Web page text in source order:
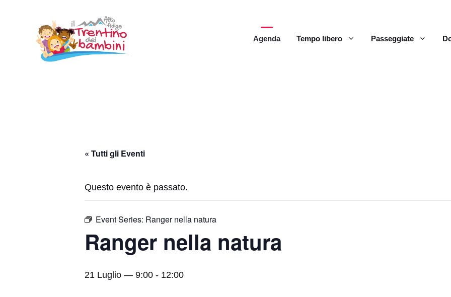
contenuto
Agenda Tempo libero Passeggiate
« Tutti gli Eventi
Questo evento è passato.
Event Series: Ranger nella natura
Ranger nella natura
21 Luglio — 9:00 - 12:00